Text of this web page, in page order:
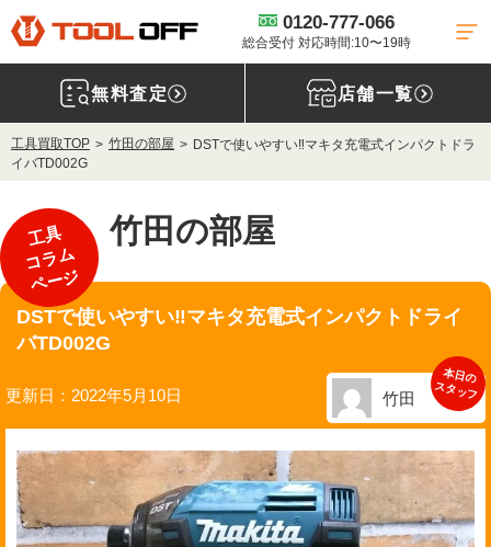
0120-777-066
総合受付 対応時間:10〜19時
無料査定 店舗一覧
工具買取TOP 竹田の部屋
DSTで使いやすい‼マキタ充電式インパクトドラ
イバTD002G
工具
コラム
ページ
竹田の部屋
DSTで使いやすい‼マキタ充電式インパクトドライ
バTD002G
更新日：2022年5月10日
本日の
スタッフ
竹田